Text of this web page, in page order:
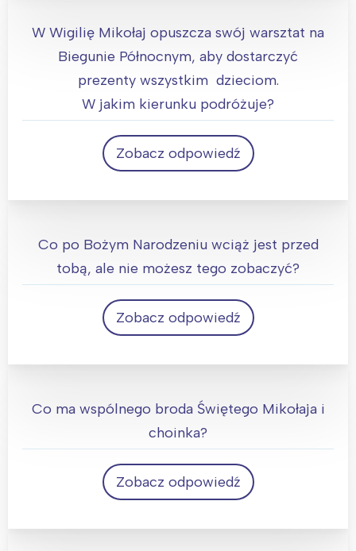
W Wigilię Mikołaj opuszcza swój warsztat na
Biegunie Północnym, aby dostarczyć
prezenty wszystkim dzieciom.
W jakim kierunku podróżuje?
Zobacz odpowiedź
Na południe. Jedynym kierunkiem, w którym
jest południe.
Co po Bożym Narodzeniu wciąż jest przed
tobą, ale nie możesz tego zobaczyć?
Zobacz odpowiedź
Następne święta!
Co ma wspólnego broda Świętego Mikołaja i
choinka?
Zobacz odpowiedź
Czasem trzeba je przyciąć